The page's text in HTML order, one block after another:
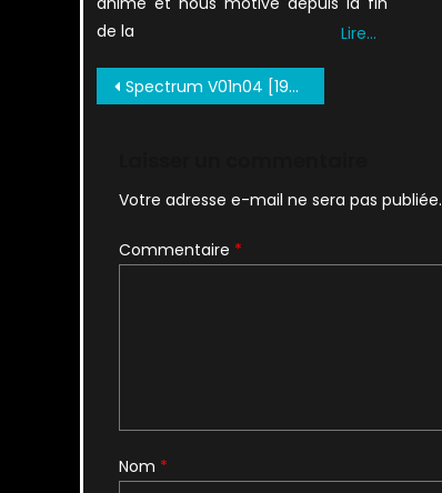
de la
Lire…
Navigation
Spectrum V01n04 [1995 07] (c2c) (Re Em DCP) 0025
Votre adresse e-mail ne sera pas publiée.
Commentaire *
Nom *